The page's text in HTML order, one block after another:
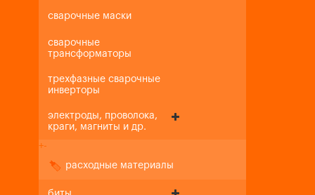
сварочные маски
сварочные
трансформаторы
трехфазные сварочные
инверторы
электроды, проволока,
краги, магниты и др.
+-
расходные материалы